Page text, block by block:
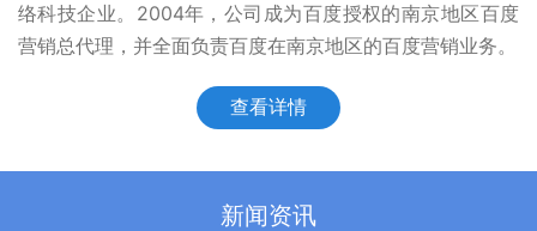
络科技企业。2004年，公司成为百度授权的南京地区百度
营销总代理，并全面负责百度在南京地区的百度营销业务。
查看详情
新闻资讯